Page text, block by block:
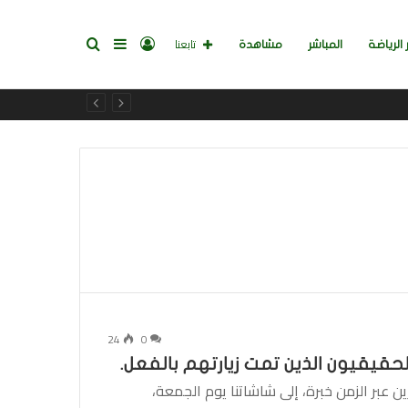
الرياضة المباشر مشاهدة بحثإضافةتسجيل تابعنا
0
24
الذين تمت زيارتهم بالفعل.
عبر الزمن خبرة، إلى شاشاتنا يوم الجمعة،